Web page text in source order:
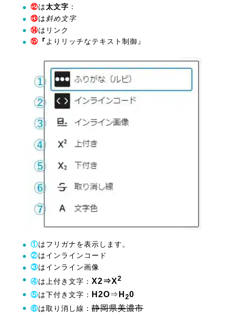
⑫は太文字 ：
⑬は 斜め文字
⑭はリンク
⑮ 『 よりリッチなテキスト制御』
①はフリガナを表示します。
②はインラインコード
③はインライン画像
④は上付き文字： X2⇒X2
⑤は下付き文字： H2O⇒ H 20
⑥は取り消し線： 静岡県美濃市